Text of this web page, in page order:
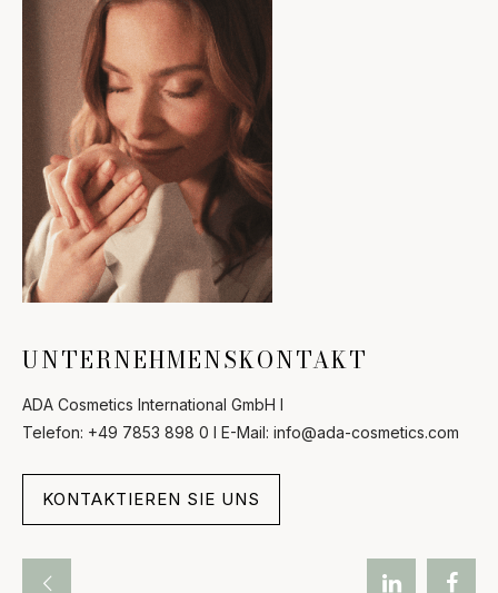
UNTERNEHMENSKONTAKT
ADA Cosmetics International GmbH l
Telefon: +49 7853 898 0 l E-Mail: info@ada-cosmetics.com
KONTAKTIEREN SIE UNS